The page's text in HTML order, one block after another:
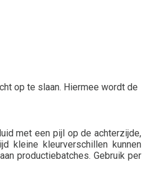
op te slaan. Hiermee wordt de
met een pijl op de achterzijde,
kleine kleurverschillen kunnen
productiebatches. Gebruik per